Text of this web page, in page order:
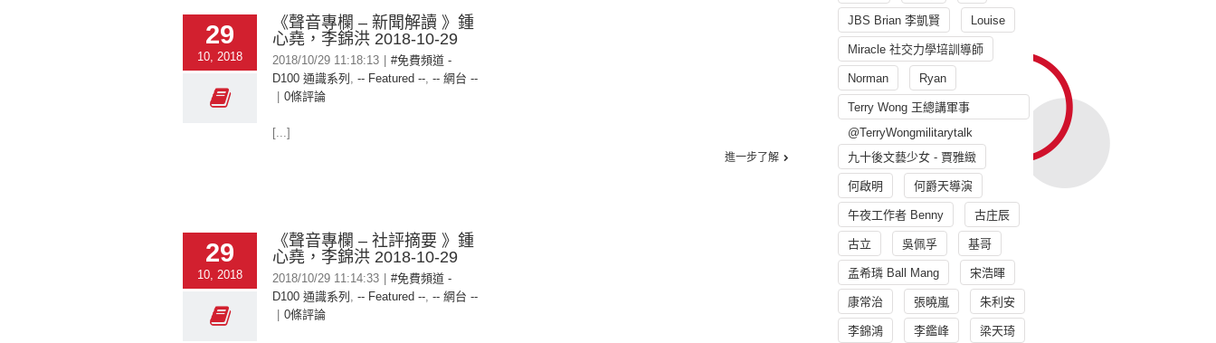
29
10, 2018
《聲音專欄 – 新聞解讀 》鍾
心堯，李錦洪 2018-10-29
2018/10/29 11:18:13
#免費頻道 -
D100 通識系列 , -- Featured --, -- 網台 --
0條評論
[...]
進一步了解
29
10, 2018
《聲音專欄 – 社評摘要 》鍾
心堯，李錦洪 2018-10-29
2018/10/29 11:14:33
#免費頻道 -
D100 通識系列 , -- Featured --, -- 網台 --
0條評論
JBS Brian 李凱賢 Louise
Miracle 社交力學培訓導師
Norman Ryan
Terry Wong 王總講軍事
@TerryWongmilitarytalk
九十後文藝少女 - 賈雅緻
何啟明 何爵天導演
午夜工作者 Benny 古庄辰
古立 吳佩孚 基哥
孟希璘 Ball Mang 宋浩暉
康常治 張曉嵐 朱利安
李錦鴻 李鑑峰 梁天琦